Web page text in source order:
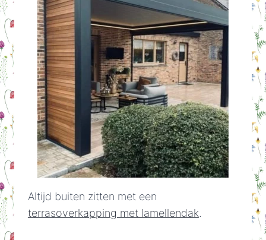
Altijd buiten zitten met een
terrasoverkapping met lamellendak.